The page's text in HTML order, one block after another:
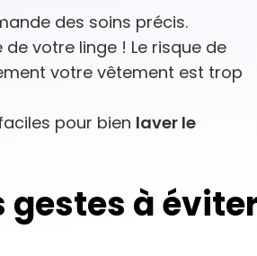
des soins précis.
votre linge ! Le risque de
votre vêtement est trop
pour bien laver le
gestes à